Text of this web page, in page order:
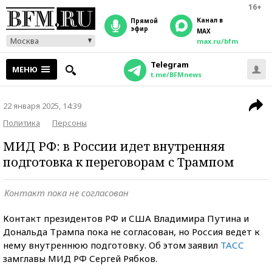
16+
Москва
прямой
эфир
Канал в
MAX
max.ru/bfm
МЕНЮ Telegram
t.me/BFMnews
22 января 2025, 14:39
Политика
Персоны
МИД РФ: в России идет внутренняя
подготовка к переговорам с Трампом
Контакт пока не согласован
Контакт президентов РФ и США Владимира Путина и
Дональда Трампа пока не согласован, но Россия ведет к
нему внутреннюю подготовку. Об этом заявил ТАСС
замглавы МИД РФ Сергей Рябков.